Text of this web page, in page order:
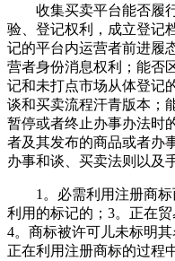
收集买卖平台能否履行
验、登记权利，成立登记
记的平台内运营者前进履
营者身份消息权利；能否
记和未打点市场从体登记
谈和买卖流程汗青版本；
暂停或者终止办事办法时
者及其发布的商品或者办
办事和谈、买卖法则以及
1。必需利用注册商标
利用的标记的；3。正在贸
4。商标被许可儿未标明
正在利用注册商标的过程